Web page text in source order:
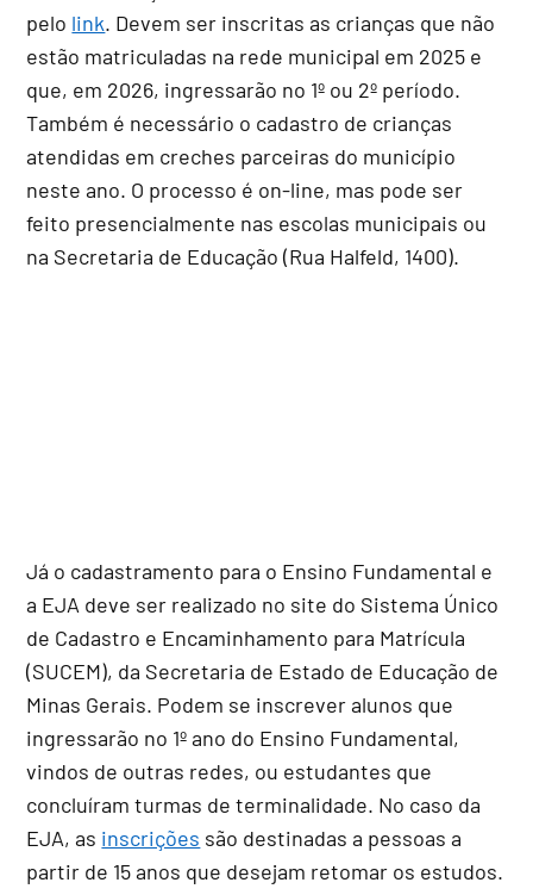
pelo link. Devem ser inscritas as crianças que não
estão matriculadas na rede municipal em 2025 e
que, em 2026, ingressarão no 1º ou 2º período.
Também é necessário o cadastro de crianças
atendidas em creches parceiras do município
neste ano. O processo é on-line, mas pode ser
feito presencialmente nas escolas municipais ou
na Secretaria de Educação (Rua Halfeld, 1400).
Já o cadastramento para o Ensino Fundamental e
a EJA deve ser realizado no site do Sistema Único
de Cadastro e Encaminhamento para Matrícula
(SUCEM), da Secretaria de Estado de Educação de
Minas Gerais. Podem se inscrever alunos que
ingressarão no 1º ano do Ensino Fundamental,
vindos de outras redes, ou estudantes que
concluíram turmas de terminalidade. No caso da
EJA, as inscrições são destinadas a pessoas a
partir de 15 anos que desejam retomar os estudos.